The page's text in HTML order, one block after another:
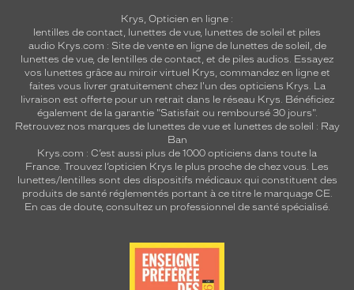
Krys, Opticien en ligne :
lentilles de contact, lunettes de vue, lunettes de soleil et piles
audio Krys.com : Site de vente en ligne de lunettes de soleil, de
lunettes de vue, de lentilles de contact, et de piles audios. Essayez
vos lunettes grâce au miroir virtuel Krys, commandez en ligne et
faites vous livrer gratuitement chez l'un des opticiens Krys. La
livraison est offerte pour un retrait dans le réseau Krys. Bénéficiez
également de la garantie "Satisfait ou remboursé 30 jours".
Retrouvez nos marques de lunettes de vue et lunettes de soleil : Ray
Ban
Krys.com : C’est aussi plus de 1000 opticiens dans toute la
France. Trouvez l’opticien Krys le plus proche de chez vous. Les
lunettes/lentilles sont des dispositifs médicaux qui constituent des
produits de santé réglementés portant à ce titre le marquage CE.
En cas de doute, consultez un professionnel de santé spécialisé.